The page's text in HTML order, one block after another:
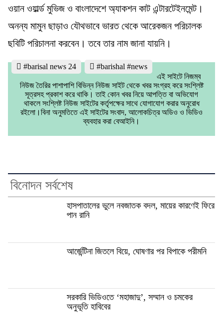
ওয়ান ওয়ার্ল্ড মুভিজ ও বাংলাদেশে অ্যাকশন কাট এন্টারটেইনমেন্ট।
অনন্য মামুন ছাড়াও যৌথভাবে ভারত থেকে আরেকজন পরিচালক
ছবিটি পরিচালনা করবেন। তবে তার নাম জানা যায়নি।
#barisal news 24
#barishal #news
এই সাইটে নিজম্ব
নিউজ তৈরির পাশাপাশি বিভিন্ন নিউজ সাইট থেকে খবর সংগ্রহ করে সংশ্লিষ্ট
সূত্রসহ প্রকাশ করে থাকি। তাই কোন খবর নিয়ে আপত্তি বা অভিযোগ
থাকলে সংশ্লিষ্ট নিউজ সাইটের কর্তৃপক্ষের সাথে যোগাযোগ করার অনুরোধ
রইলো।বিনা অনুমতিতে এই সাইটের সংবাদ, আলোকচিত্র অডিও ও ভিডিও
ব্যবহার করা বেআইনি।
বিনোদন সর্বশেষ
হাসপাতালের ভুলে নবজাতক বদল, মায়ের কারণেই ফিরে
পান রানি
আর্জেন্টিনা জিতলে বিয়ে, ঘোষণার পর বিপাকে পরীমনি
সরকারি ভিডিওতে ‘মহাজাদু’, সম্মান ও চমকের
অনুভূতি হাবিবের